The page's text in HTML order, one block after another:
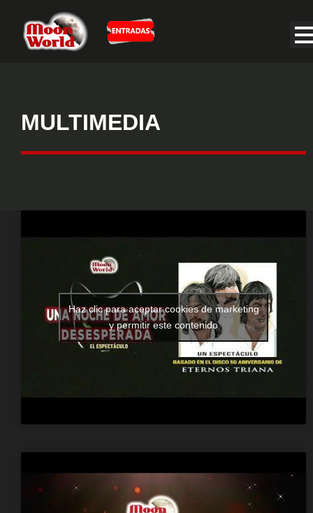
MULTIMEDIA
Haz clic para aceptar cookies de marketing
y permitir este contenido